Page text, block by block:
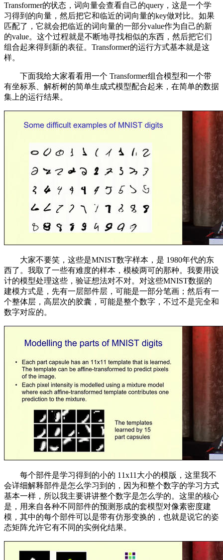
Transformer的状态，词向量会查看自己的query，这是一个学
习得到的向量，然后把它和临近的词向量的key做对比。如果
匹配了，它就会把临近的词向量的一部分value作为自己的新
的value。这个过程就是不断地寻找相似的东西，然后把它们
组合起来得到新的表征。Transformer的运行方式基本就是这
样。
下面我给大家看看用一个 Transformer组合模型和一个带
有坐标系、解析树的简单生成式模型配合起来，在简单的数据
集上的运行结果。
大家不要笑，这些是MNIST数字样本，是 1980年代的东
西了。我取了一些有难度的样本，模棱两可的那种。我要用设
计的模型处理这些，验证想法对不对。对这些MNIST数据的
建模方式是，先有一层部件层，可能是一部分笔画；然后有一
个整体层，高层次的胶囊，可能是整个数字，不过不是完全和
数字对应的。
每个部件是学习得到的小的 11x11大小的模版，这里我不
会详细解释部件是怎么学习到的，因为和整个数字的学习方式
基本一样，所以我主要讲讲整个数字是怎么学的。这里的核心
是，用来自各种不同部件的预测形成的套模型对像素密度建
模，其中的每个部件可以是带有仿形变换的，也就是说它的姿
态矩阵允许它有不同的实例化结果。